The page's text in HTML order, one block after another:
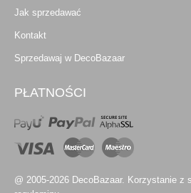
Jak sprzedawać
Kontakt
Sprzedawaj w DecoBazaar
PŁATNOŚCI
@ 2005-2026 DecoBazaar. Korzystanie z